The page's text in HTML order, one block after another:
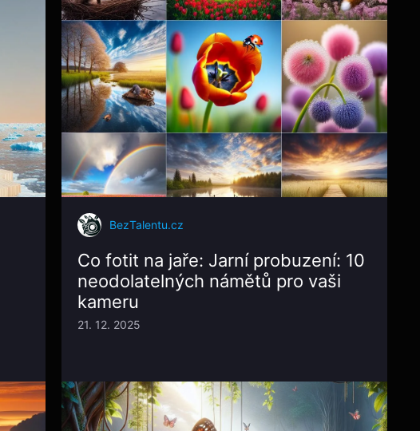
BezTalentu.cz
Co fotit na jaře: Jarní probuzení: 10
neodolatelných námětů pro vaši
kameru
21. 12. 2025